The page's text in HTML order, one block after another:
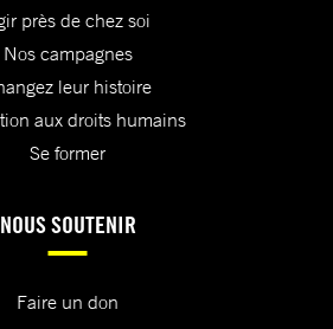
près de chez soi
Nos campagnes
leur histoire
aux droits humains
Se former
NOUS SOUTENIR
Faire un don